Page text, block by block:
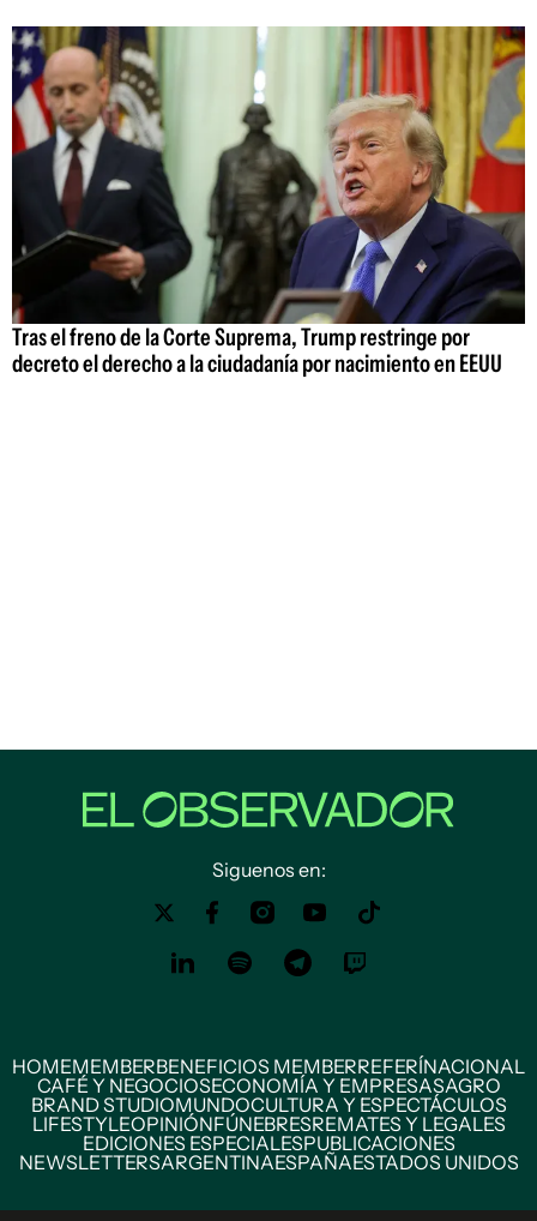
Tras el freno de la Corte Suprema, Trump restringe por
decreto el derecho a la ciudadanía por nacimiento en EEUU
Siguenos en:
HOMEMEMBERBENEFICIOS MEMBERREFERÍNACIONAL
CAFÉ Y NEGOCIOSECONOMÍA Y EMPRESASAGRO
BRAND STUDIOMUNDOCULTURA Y ESPECTÁCULOS
LIFESTYLEOPINIÓNFÚNEBRESREMATES Y LEGALES
EDICIONES ESPECIALESPUBLICACIONES
NEWSLETTERSARGENTINAESPAÑAESTADOS UNIDOS